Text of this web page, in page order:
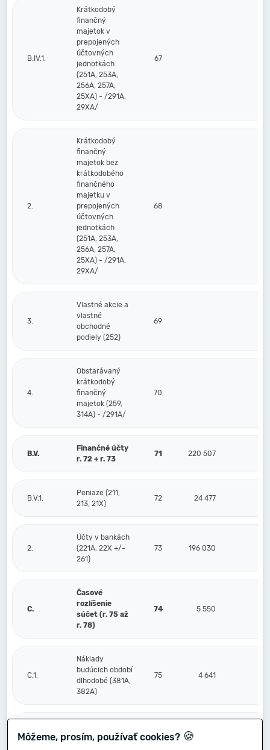
B.IV.1.
Krátkodobý
finančný
majetok v
prepojených
účtovných
jednotkách
(251A, 253A,
256A, 257A,
25XA) - /291A,
29XA/
67
2.
Krátkodobý
finančný
majetok bez
krátkodobého
finančného
majetku v
prepojených
účtovných
jednotkách
(251A, 253A,
256A, 257A,
25XA) - /291A,
29XA/
68
3.
Vlastné akcie a
vlastné
obchodné
podiely (252)
69
4.
Obstarávaný
krátkodobý
finančný
majetok (259,
314A) - /291A/
70
B.V.
Finančné účty
r. 72 + r. 73
71 220 507
B.V.1.
Peniaze (211,
213, 21X)
72 24 477
2.
Účty v bankách
(221A, 22X +/-
261)
73 196 030
C.
Časové
rozlíšenie
súčet (r. 75 až
r. 78)
74 5 550
C.1.
Náklady
budúcich období
dlhodobé (381A,
382A)
75 4 641
2.
budúcich období
76
Môžeme, prosím, používať cookies? 🍪